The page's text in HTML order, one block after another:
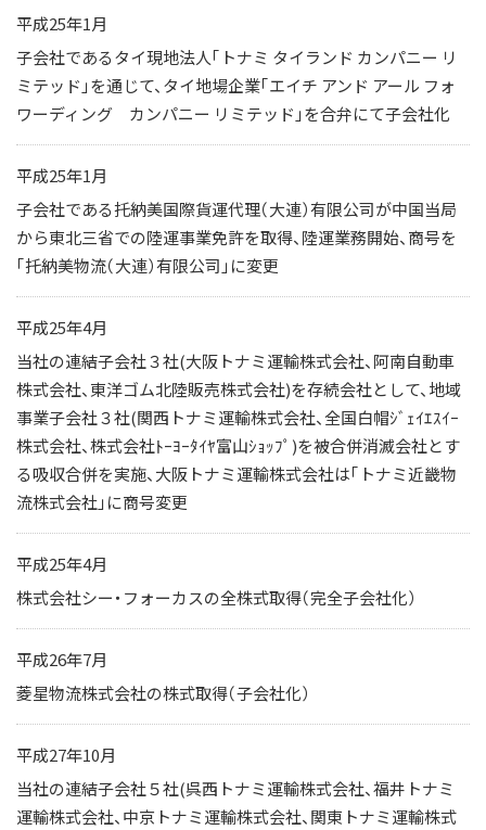
平成25年1月
子会社であるタイ現地法人「トナミ タイランド カンパニー リ
ミテッド」を通じて、タイ地場企業「エイチ アンド アール フォ
ワーディング カンパニー リミテッド」を合弁にて子会社化
平成25年1月
子会社である托納美国際貨運代理（大連）有限公司が中国当局
から東北三省での陸運事業免許を取得、陸運業務開始、商号を
「托納美物流（大連）有限公司」に変更
平成25年4月
当社の連結子会社３社(大阪トナミ運輸株式会社、阿南自動車
株式会社、東洋ゴム北陸販売株式会社)を存続会社として、地域
事業子会社３社(関西トナミ運輸株式会社、全国白帽ｼﾞｪｲｴｽｲｰ
株式会社、株式会社ﾄｰﾖｰﾀｲﾔ富山ｼｮｯﾌﾟ)を被合併消滅会社とす
る吸収合併を実施、大阪トナミ運輸株式会社は「トナミ近畿物
流株式会社」に商号変更
平成25年4月
株式会社シー・フォーカスの全株式取得（完全子会社化）
平成26年7月
菱星物流株式会社の株式取得（子会社化）
平成27年10月
当社の連結子会社５社(呉西トナミ運輸株式会社、福井トナミ
運輸株式会社、中京トナミ運輸株式会社、関東トナミ運輸株式